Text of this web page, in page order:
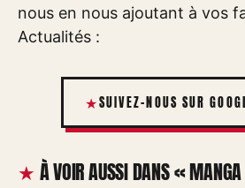
nous en nous ajoutant à vos
Actualités :
SUIVEZ-NOUS SUR
À VOIR AUSSI DANS «